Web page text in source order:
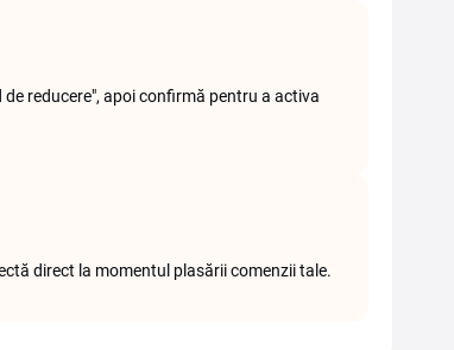
reducere", apoi confirmă pentru a activa
direct la momentul plasării comenzii tale.